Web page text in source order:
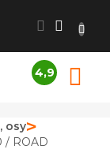
4,9
je
4,9
osy
/ ROAD